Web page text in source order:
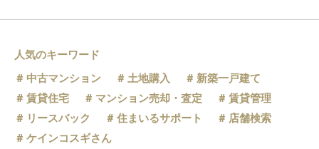
人気のキーワード
中古マンション
土地購入
新築一戸建て
賃貸住宅
マンション売却・査定
賃貸管理
リースバック
住まいるサポート
店舗検索
ケインコスギさん